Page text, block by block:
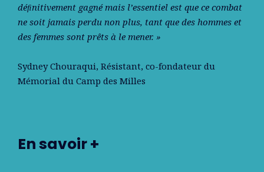
déﬁnitivement gagné mais l’essentiel est que ce combat
ne soit jamais perdu non plus, tant que des hommes et
des femmes sont prêts à le mener. »
Sydney Chouraqui, Résistant, co-fondateur du
Mémorial du Camp des Milles
En savoir +